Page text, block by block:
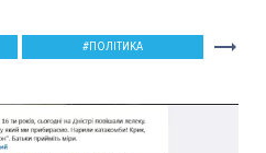
ПОЛІТИКА